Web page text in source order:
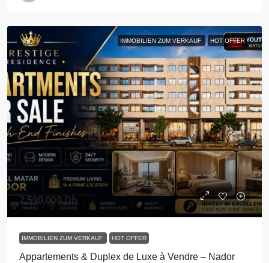
IMMOBILIEN ZUM VERKAUF HOT OFFER
2,590,000 Dh
IMMOBILIEN ZUM VERKAUF HOT OFFER
Appartements & Duplex de Luxe à Vendre – Nador